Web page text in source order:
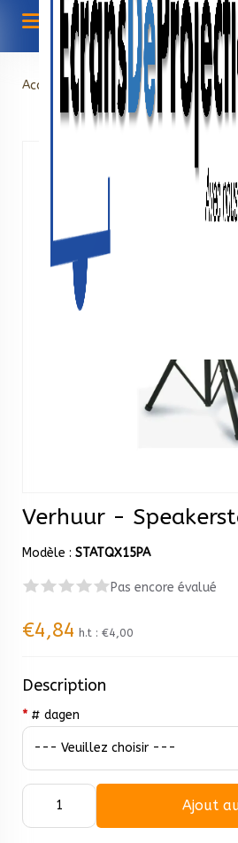
Accueil >Verhuur - Speakerstatief
Verhuur -
Modèle : STATQX15PA
Pas encore évalué
€4,84 h.t : €4,00
Description
* # dagen
Ajout